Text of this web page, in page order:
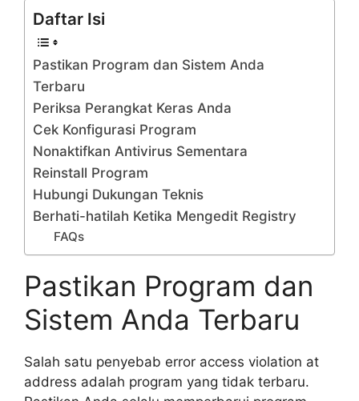
Daftar Isi
Pastikan Program dan Sistem Anda
Terbaru
Periksa Perangkat Keras Anda
Cek Konfigurasi Program
Nonaktifkan Antivirus Sementara
Reinstall Program
Hubungi Dukungan Teknis
Berhati-hatilah Ketika Mengedit Registry
FAQs
Pastikan Program dan
Sistem Anda Terbaru
Salah satu penyebab error access violation at
address adalah program yang tidak terbaru.